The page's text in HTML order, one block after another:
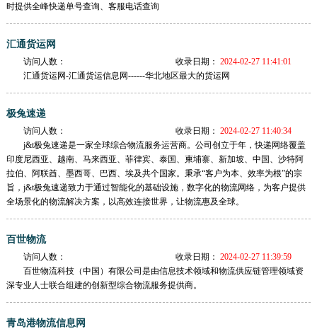
时提供全峰快递单号查询、客服电话查询
汇通货运网
访问人数： 收录日期： 2024-02-27 11:41:01
汇通货运网-汇通货运信息网------华北地区最大的货运网
极兔速递
访问人数： 收录日期： 2024-02-27 11:40:34
j&t极兔速递是一家全球综合物流服务运营商。公司创立于年，快递网络覆盖
印度尼西亚、越南、马来西亚、菲律宾、泰国、柬埔寨、新加坡、中国、沙特阿
拉伯、阿联酋、墨西哥、巴西、埃及共个国家。秉承“客户为本、效率为根”的宗
旨，j&t极兔速递致力于通过智能化的基础设施，数字化的物流网络，为客户提供
全场景化的物流解决方案，以高效连接世界，让物流惠及全球。
百世物流
访问人数： 收录日期： 2024-02-27 11:39:59
百世物流科技（中国）有限公司是由信息技术领域和物流供应链管理领域资
深专业人士联合组建的创新型综合物流服务提供商。
青岛港物流信息网